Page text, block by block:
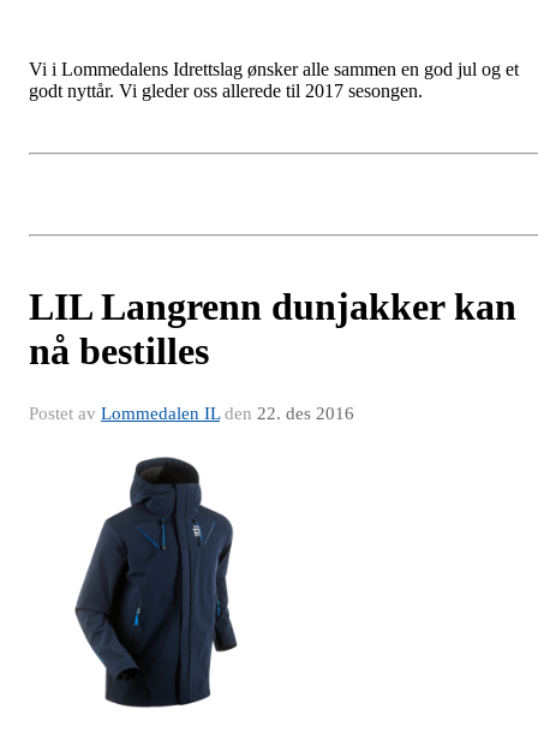
Vi i Lommedalens Idrettslag ønsker alle sammen en god jul og et
godt nyttår. Vi gleder oss allerede til 2017 sesongen.
LIL Langrenn dunjakker kan
nå bestilles
Postet av Lommedalen ILden 22. des 2016